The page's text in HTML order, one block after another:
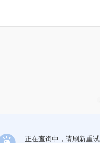
正在查询中，请刷新重试